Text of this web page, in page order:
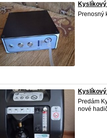
Prenosný
Predám
nové